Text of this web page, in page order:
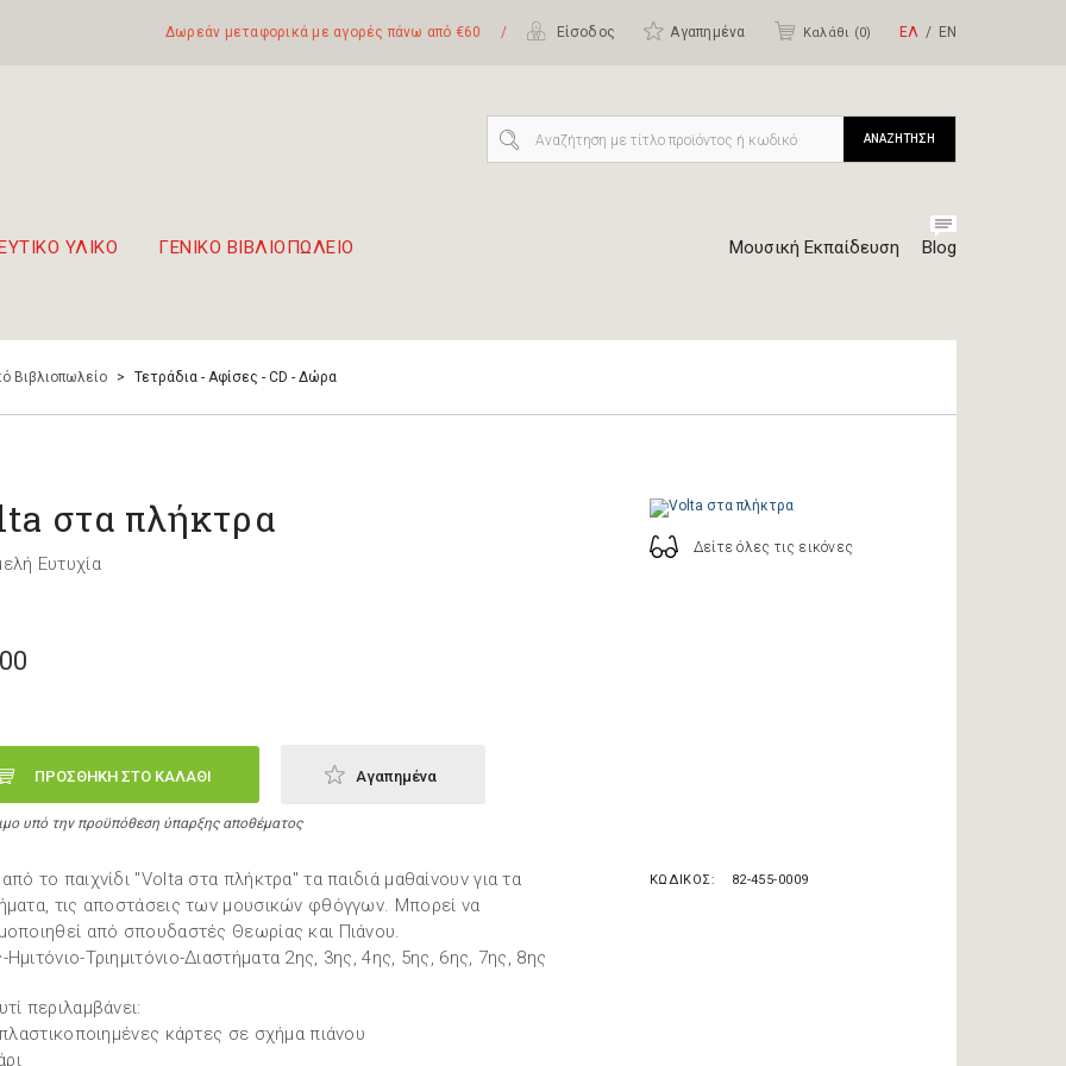
Δωρεάν μεταφορικά με αγορές πάνω από €60 / Είσοδος Αγαπημένα Καλάθι (0) ΕΛ ΕΝ
ΥΛΙΚΟ ΓΕΝΙΚΟ ΒΙΒΛΙΟΠΩΛΕΙΟ Μουσική Εκπαίδευση Blog
ΑΝΑΖΗΤΗΣΗ
Βιβλιοπωλείο > Τετράδια - Αφίσες - CD - Δώρα
στα πλήκτρα
Ευτυχία
ΠΡΟΣΘΗΚΗ ΣΤΟ ΚΑΛΑΘΙ Αγαπημένα
υπό την προϋπόθεση ύπαρξης αποθέματος
Δείτε όλες τις εικόνες
το παιχνίδι "Volta στα πλήκτρα" τα παιδιά μαθαίνουν για τα
τις αποστάσεις των μουσικών φθόγγων. Μπορεί να
από σπουδαστές Θεωρίας και Πιάνου.
Τριημιτόνιο-Διαστήματα 2ης, 3ης, 4ης, 5ης, 6ης, 7ης, 8ης
περιλαμβάνει:
κάρτες σε σχήμα πιάνου
ΚΩΔΙΚΟΣ 82-455-0009